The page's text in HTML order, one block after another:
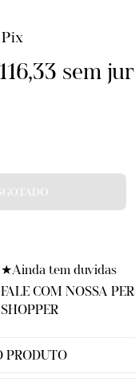
Pix
sem
★Ainda tem duvidas
FALE COM NOSSA
SHOPPER
PRODUTO